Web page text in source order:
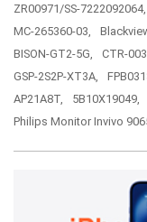
ZR00971/SS-7222092064,
MC-265360-03,
BISON-GT2-5G,
CTR-003,
GSP-2S2P-XT3A,
AP21A8T,
5B10X19049,
Philips Monitor Invivo